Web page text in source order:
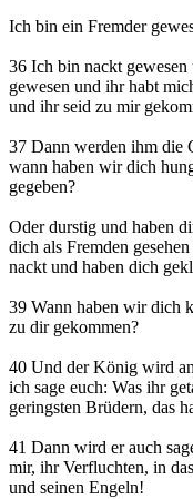
Ich bin ein Fremder
36 Ich bin nackt
gewesen und ihr habt
und ihr seid zu mir
37 Dann werden ihm die
wann haben wir dich
gegeben?
Oder durstig und haben
dich als Fremden
nackt und haben dich
39 Wann haben wir dich
zu dir gekommen?
40 Und der König wird
ich sage euch: Was ihr
geringsten Brüdern, das
41 Dann wird er auch
mir, ihr Verfluchten, in
und seinen Engeln!